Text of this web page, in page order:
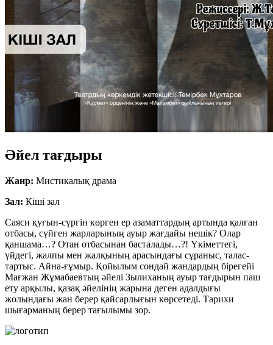
Әйел тағдыры
Жанр: Мистикалық драма
Зал: Кіші зал
Саяси қуғын-сүргін көрген ер азаматтардың артында қалған
отбасы, сүйген жарларының ауыр жағдайы нешік? Олар
қаншама…? Отан отбасынан басталады…?! Үкіметтегі,
үйдегі, жалпы мен жалқының арасындағы сұраныс, талас-
тартыс. Айна-ғұмыр. Қойылым сондай жандардың бірегейі
Мағжан Жұмабаевтың әйелі Зылиханың ауыр тағдырын паш
ету арқылы, қазақ әйелінің жарына деген адалдығы
жолындағы жан берер қайсарлығын көрсетеді. Тарихи
шығарманың берер тағылымы зор.